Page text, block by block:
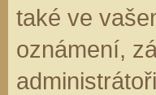
také ve
oznámení,